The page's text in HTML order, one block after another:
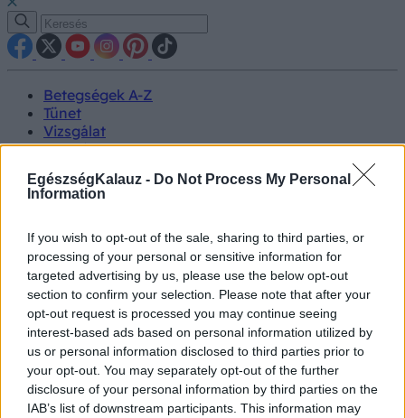
EgészségKalauz - Do Not Process My Personal
Information
If you wish to opt-out of the sale, sharing to third parties, or
processing of your personal or sensitive information for
targeted advertising by us, please use the below opt-out
section to confirm your selection. Please note that after your
opt-out request is processed you may continue seeing
interest-based ads based on personal information utilized by
us or personal information disclosed to third parties prior to
your opt-out. You may separately opt-out of the further
disclosure of your personal information by third parties on the
IAB’s list of downstream participants. This information may
Betegségek A-Z
Tünet
Vizsgálat
Kezelés
Kutatás
Prevenció
Videók
Kisállatok egészsége
#allergia #influenza#cukorbetegség
#orvosmeteorológia#vérnyomás #stroke#rákbetegség
#pajzsmirigy#reflux#ekcéma#herpesz
Regisztráció